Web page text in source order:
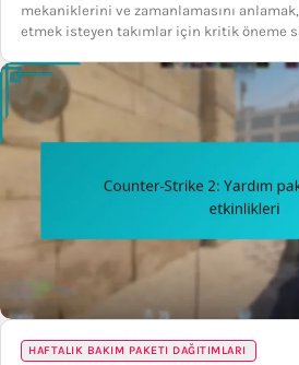
mekaniklerini ve zamanlamasını
etmek isteyen takımlar için kritik öneme
HAFTALIK BAKIM PAKETI DAĞITIMLARI